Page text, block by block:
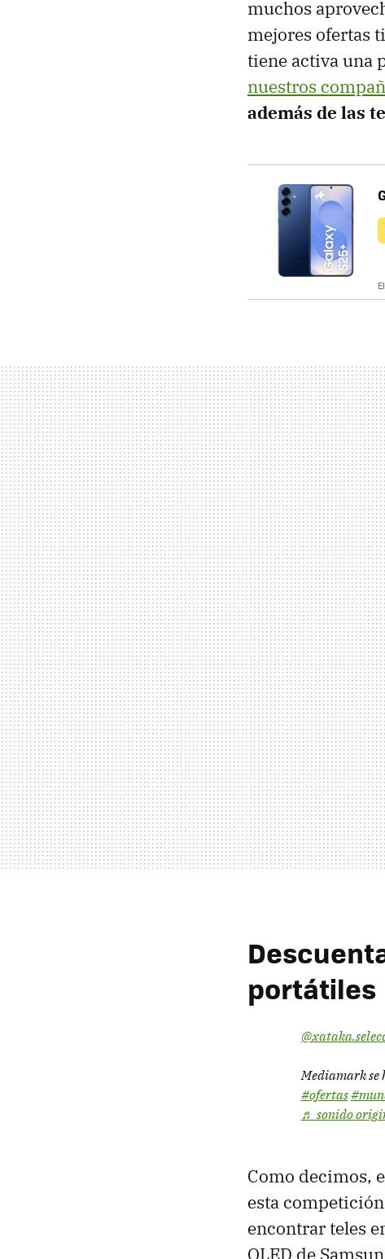
muchos
mejores ofertas
tiene activa una
nuestros
además de las
portátiles
Mediamark se
#ofertas
♬ sonido
Como decimos,
esta
encontrar teles
OLED de